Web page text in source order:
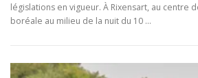
législations en vigueur. À Rixensart, au centre
boréale au milieu de la nuit du 10 …